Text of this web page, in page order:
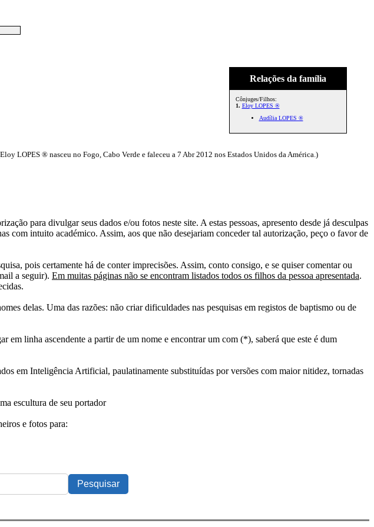
Relações da família
Cônjuges/Filhos:
1. Eloy LOPES ®
Audília LOPES ®
LOPES ® nasceu no Fogo, Cabo Verde e faleceu a 7 Abr 2012 nos Estados Unidos da América.)
para divulgar seus dados e/ou fotos neste site. A estas pessoas, apresento desde já desculpas
com intuito académico. Assim, aos que não desejariam conceder tal autorização, peço o favor de
pois certamente há de conter imprecisões. Assim, conto consigo, e se quiser comentar ou
a seguir). Em muitas páginas não se encontram listados todos os filhos da pessoa apresentada.
delas. Uma das razões: não criar dificuldades nas pesquisas em registos de baptismo ou de
em linha ascendente a partir de um nome e encontrar um com (*), saberá que este é dum
em Inteligência Artificial, paulatinamente substituídas por versões com maior nitidez, tornadas
escultura de seu portador
e fotos para: